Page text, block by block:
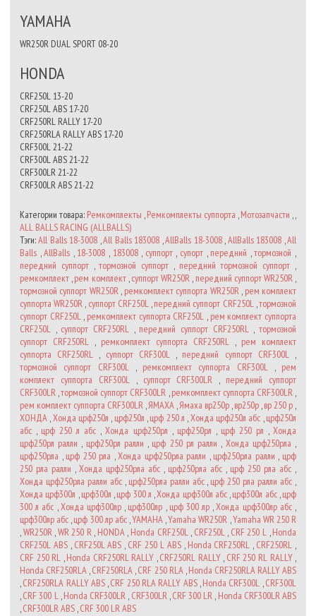
YAMAHA
WR250R DUAL SPORT 08-20
HONDA
CRF250L 13-20
CRF250L ABS 17-20
CRF250RL RALLY 17-20
CRF250RLA RALLY ABS 17-20
CRF300L 21-22
CRF300L ABS 21-22
CRF300LR 21-22
CRF300LR ABS 21-22
Категории товара: Ремкомплекты ,Ремкомплекты суппорта ,Мотозапчасти , ,
ALL BALLS RACING (ALLBALLS)
Тэги:All Balls 18-3008 ,All Balls 183008 ,AllBalls 18-3008,AllBalls 183008 ,All
Balls ,AllBalls , 18-3008 , 183008, суппорт, супорт , передний ,тормозной ,
передний суппорт,тормозной суппорт , передний тормозной суппорт ,
ремкомплект ,рем комплект,суппорт WR250R , передний суппорт WR250R,
тормозной суппорт WR250R, ремкомплект суппорта WR250R, рем комплект
суппорта WR250R , суппорт CRF250L,передний суппорт CRF250L,тормозной
суппорт CRF250L, ремкомплект суппорта CRF250L , рем комплект суппорта
CRF250L , суппорт CRF250RL , передний суппорт CRF250RL,тормозной
суппорт CRF250RL , ремкомплект суппорта CRF250RL , рем комплект
суппорта CRF250RL , суппорт CRF300L, передний суппорт CRF300L,
тормозной суппорт CRF300L, ремкомплект суппорта CRF300L, рем
комплект суппорта CRF300L, суппорт CRF300LR , передний суппорт
CRF300LR ,тормозной суппорт CRF300LR ,ремкомплект суппорта CRF300LR,
рем комплект суппорта CRF300LR ,ЯМАХА ,Ямаха вр250р ,вр250р ,вр 250 р ,
ХОНДА ,Хонда црф250л , црф250л ,црф 250 л ,Хонда црф250л абс ,црф250л
абс , црф 250 л абс ,Хонда црф250рл , црф250рл , црф 250 рл , Хонда
црф250рл ралли , црф250рл ралли , црф 250 рл ралли , Хонда црф250рла ,
црф250рла , црф 250 рла ,Хонда црф250рла ралли , црф250рла ралли , црф
250 рла ралли , Хонда црф250рла абс , црф250рла абс , црф 250 рла абс ,
Хонда црф250рла ралли абс, црф250рла ралли абс, црф 250 рла ралли абс ,
Хонда црф300л ,црф300л ,црф 300 л ,Хонда црф300л абс,црф300л абс,црф
300 л абс ,Хонда црф300лр, црф300лр , црф 300 лр ,Хонда црф300лр абс,
црф300лр абс ,црф 300 лр абс,YAMAHA ,Yamaha WR250R ,Yamaha WR 250 R
,WR250R,WR 250 R, HONDA, Honda CRF250L, CRF250L, CRF 250 L ,Honda
CRF250L ABS, CRF250L ABS , CRF 250 L ABS, Honda CRF250RL , CRF250RL ,
CRF 250 RL ,Honda CRF250RL RALLY ,CRF250RL RALLY, CRF 250 RL RALLY,
Honda CRF250RLA ,CRF250RLA ,CRF 250 RLA,Honda CRF250RLA RALLY ABS
,CRF250RLA RALLY ABS,CRF 250 RLA RALLY ABS,Honda CRF300L ,CRF300L
,CRF 300 L,Honda CRF300LR , CRF300LR,CRF 300 LR , Honda CRF300LR ABS
,CRF300LR ABS ,CRF 300 LR ABS